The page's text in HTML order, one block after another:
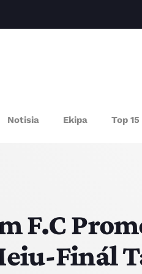
Notisia Ekipa Top 15
F.C
Finál